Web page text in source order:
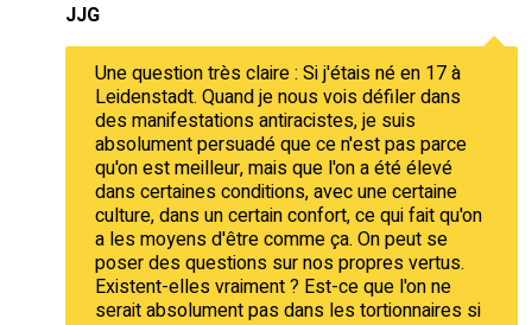
JJG
Une question très claire : Si j'étais né en 17 à
Leidenstadt. Quand je nous vois défiler dans
des manifestations antiracistes, je suis
absolument persuadé que ce n'est pas parce
qu'on est meilleur, mais que l'on a été élevé
dans certaines conditions, avec une certaine
culture, dans un certain confort, ce qui fait qu'on
a les moyens d'être comme ça. On peut se
poser des questions sur nos propres vertus.
Existent-elles vraiment ? Est-ce que l'on ne
serait absolument pas dans les tortionnaires si